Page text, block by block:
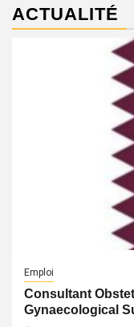
ACTUALITÉ
Emploi
Consultant
Gynaecological